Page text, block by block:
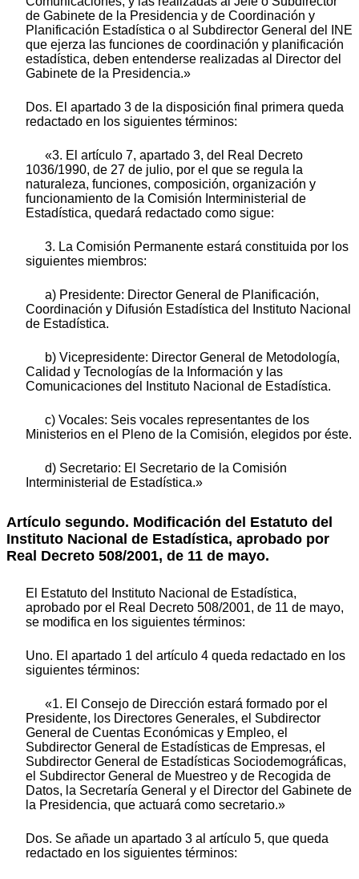
de Gabinete de la Presidencia y de Coordinación y
Planificación Estadística o al Subdirector General del INE
que ejerza las funciones de coordinación y planificación
estadística, deben entenderse realizadas al Director del
Gabinete de la Presidencia.»
Dos. El apartado 3 de la disposición final primera queda
redactado en los siguientes términos:
«3. El artículo 7, apartado 3, del Real Decreto
1036/1990, de 27 de julio, por el que se regula la
naturaleza, funciones, composición, organización y
funcionamiento de la Comisión Interministerial de
Estadística, quedará redactado como sigue:
3. La Comisión Permanente estará constituida por los
siguientes miembros:
a) Presidente: Director General de Planificación,
Coordinación y Difusión Estadística del Instituto Nacional
de Estadística.
b) Vicepresidente: Director General de Metodología,
Calidad y Tecnologías de la Información y las
Comunicaciones del Instituto Nacional de Estadística.
c) Vocales: Seis vocales representantes de los
Ministerios en el Pleno de la Comisión, elegidos por éste.
d) Secretario: El Secretario de la Comisión
Interministerial de Estadística.»
Artículo segundo. Modificación del Estatuto del
Instituto Nacional de Estadística, aprobado por
Real Decreto 508/2001, de 11 de mayo.
El Estatuto del Instituto Nacional de Estadística,
aprobado por el Real Decreto 508/2001, de 11 de mayo,
se modifica en los siguientes términos:
Uno. El apartado 1 del artículo 4 queda redactado en los
siguientes términos:
«1. El Consejo de Dirección estará formado por el
Presidente, los Directores Generales, el Subdirector
General de Cuentas Económicas y Empleo, el
Subdirector General de Estadísticas de Empresas, el
Subdirector General de Estadísticas Sociodemográficas,
el Subdirector General de Muestreo y de Recogida de
Datos, la Secretaría General y el Director del Gabinete de
la Presidencia, que actuará como secretario.»
Dos. Se añade un apartado 3 al artículo 5, que queda
redactado en los siguientes términos: